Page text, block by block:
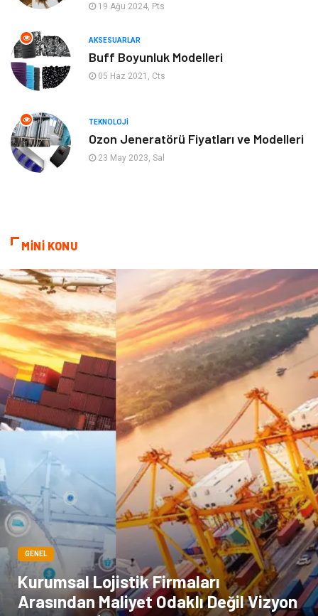
Aksesuarlar
Mobilya
Gayrimenkul
Ev İşleri
Astroloji
Cam sosyal
Kına Gecesi genel blog
Sigorta Veteriner
kadınlar ve takı sağlık
Spor Malzemeleri
19 Ağu 2024, Pts
AKSESUARLAR
Buff Boyunluk Modelleri
05 Haz 2021, Cts
TEKNOLOJI
Ozon Jeneratörü Fiyatları ve Modelleri
23 May 2023, Sal
MİNİ KONU
GENEL
Kurumsal Lojistik Firmaları
Arasından Maliyet Odaklı Değil Vizyon